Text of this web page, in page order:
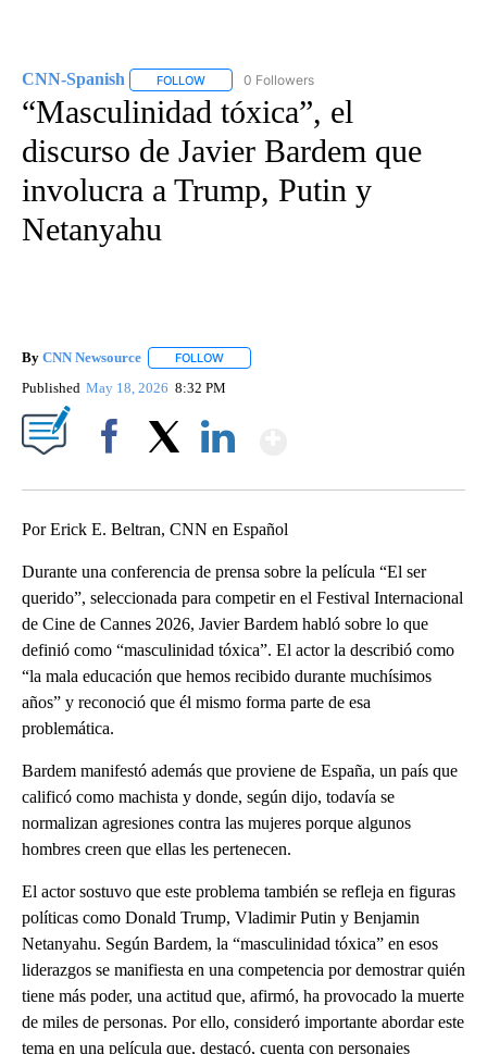
CNN-Spanish FOLLOW FOLLOW "CNN-SPANISH" TO RECEIVE
0 Followers
“Masculinidad tóxica”, el
discurso de Javier Bardem que
involucra a Trump, Putin y
Netanyahu
By CNN Newsource FOLLOW
Published May 18, 2026 8:32 PM
Por Erick E. Beltran, CNN en Español
Durante una conferencia de prensa sobre la película “El ser
querido”, seleccionada para competir en el Festival Internacional
de Cine de Cannes 2026, Javier Bardem habló sobre lo que
definió como “masculinidad tóxica”. El actor la describió como
“la mala educación que hemos recibido durante muchísimos
años” y reconoció que él mismo forma parte de esa
problemática.
Bardem manifestó además que proviene de España, un país que
calificó como machista y donde, según dijo, todavía se
normalizan agresiones contra las mujeres porque algunos
hombres creen que ellas les pertenecen.
El actor sostuvo que este problema también se refleja en figuras
políticas como Donald Trump, Vladimir Putin y Benjamin
Netanyahu. Según Bardem, la “masculinidad tóxica” en esos
liderazgos se manifiesta en una competencia por demostrar quién
tiene más poder, una actitud que, afirmó, ha provocado la muerte
de miles de personas. Por ello, consideró importante abordar este
tema en una película que, destacó, cuenta con personajes